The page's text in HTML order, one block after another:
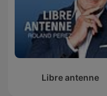
Libre antenne